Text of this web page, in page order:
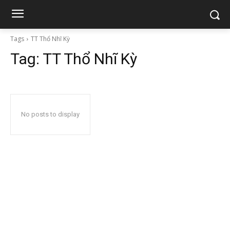
Tags TT Thổ Nhĩ Kỳ
Tag: TT Thổ Nhĩ Kỳ
No posts to display